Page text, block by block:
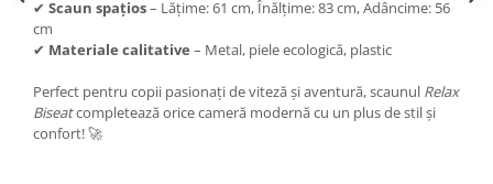
✔ Scaun spațios– Lățime: 61 cm, Înălțime: 83 cm, Adâncime: 56
cm
✔ Materiale calitative – Metal, piele ecologică, plastic
Perfect pentru copii pasionați de viteză și aventură, scaunul Relax
Biseatcompletează orice cameră modernă cu un plus de stil și
confort! 🚀